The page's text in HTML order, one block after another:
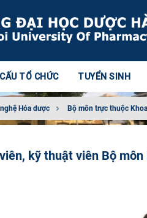
TỔ CHỨC TUYỂN SINH
Hóa dược Bộ môn trực thuộc Khoa
kỹ thuật viên Bộ